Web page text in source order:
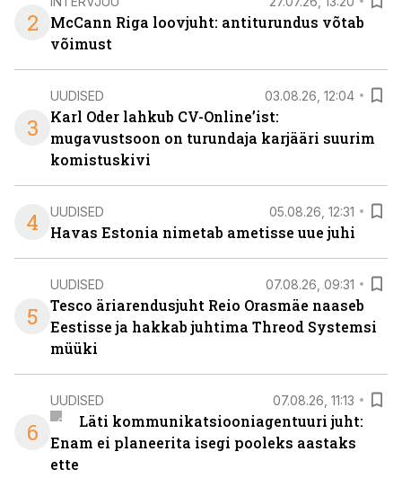
2
McCann Riga loovjuht: antiturundus võtab
võimust
3
UUDISED 03.08.26, 12:04
Karl Oder lahkub CV-Online’ist:
mugavustsoon on turundaja karjääri suurim
komistuskivi
4 UUDISED 05.08.26, 12:31
Havas Estonia nimetab ametisse uue juhi
5
UUDISED 07.08.26, 09:31
Tesco äriarendusjuht Reio Orasmäe naaseb
Eestisse ja hakkab juhtima Threod Systemsi
müüki
6
UUDISED 07.08.26, 11:13
Läti kommunikatsiooniagentuuri juht:
Enam ei planeerita isegi pooleks aastaks
ette